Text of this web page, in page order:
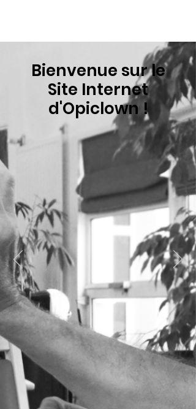
Bienvenue sur le
Site Internet
d'Opiclown !